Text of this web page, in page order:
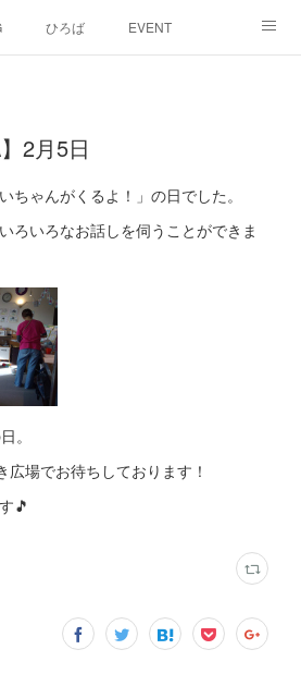
ひろば EVENT
2月5日
ちゃんがくるよ！」の日でした。
ろいろなお話しを伺うことができま
。
場でお待ちしております！
🎵